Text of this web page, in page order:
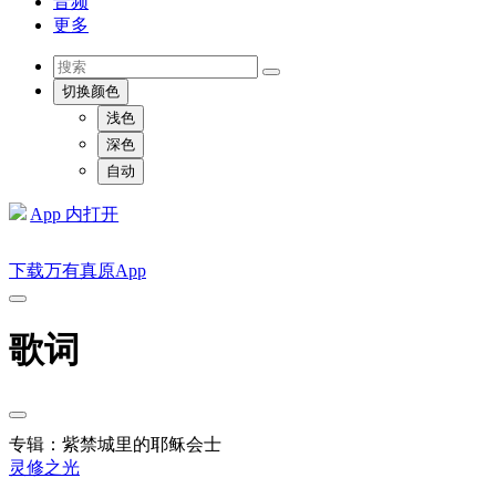
更多
切换颜色
浅色
深色
自动
App 内打开
下载万有真原App
歌词
专辑：紫禁城里的耶稣会士
灵修之光